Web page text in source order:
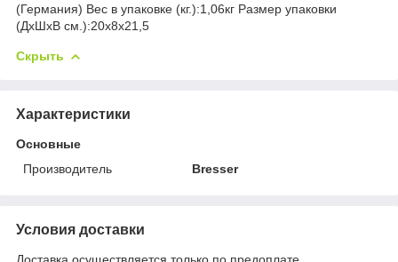
(Германия) Вес в упаковке (кг.):1,06кг Размер упаковки
(ДхШхВ см.):20x8x21,5
Скрыть
Характеристики
Основные
Производитель
Bresser
Условия доставки
Доставка осуществляется только по предоплате.